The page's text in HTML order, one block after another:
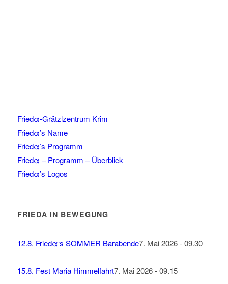
Friedα-Grätzlzentrum Krim
Friedα’s Name
Friedα’s Programm
Friedα – Programm – Überblick
Friedα’s Logos
FRIEDΑ IN BEWEGUNG
12.8. Friedα‘s SOMMER Barabende7. Mai 2026 - 09.30
15.8. Fest Maria Himmelfahrt7. Mai 2026 - 09.15